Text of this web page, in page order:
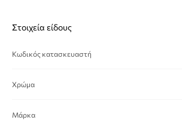
Στοιχεία είδους
Κωδικός κατασκευαστή
Χρώμα
Μάρκα